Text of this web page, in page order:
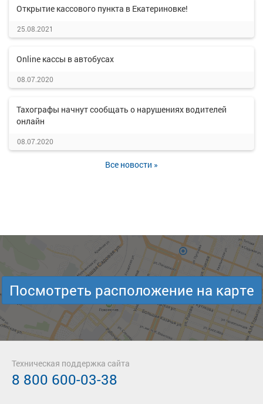
Открытие кассового пункта в Екатериновке!
25.08.2021
Online кассы в автобусах
08.07.2020
Тахографы начнут сообщать о нарушениях водителей
онлайн
08.07.2020
Все новости »
Посмотреть расположение на карте
Техническая поддержка сайта
8 800 600-03-38